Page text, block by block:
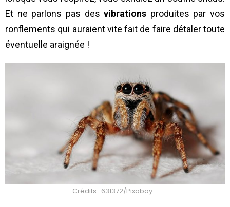
Et ne parlons pas desvibrations produites par vos
ronflements qui auraient vite fait de faire détaler toute
éventuelle araignée !
Crédits : 631372/Pixabay